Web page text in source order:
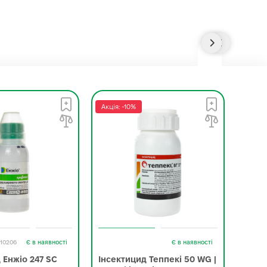
Є в наявності
247 SC
Акція: -10%
Є в наявності
Інсектицид Теппекі 50 WG |